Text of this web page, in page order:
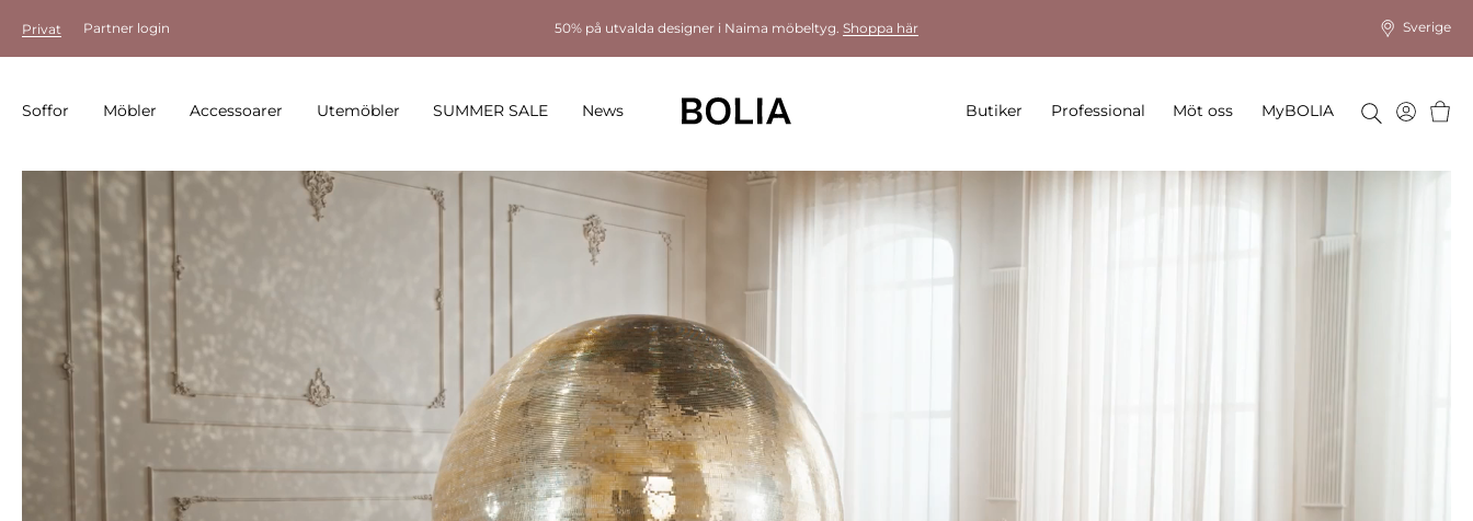
Privat Partner login 50% på utvalda designer i Naima möbeltyg. Shoppa här Sverige
Soffor Möbler Accessoarer Utemöbler SUMMER SALE News Butiker Professional Möt oss MyBOLIA